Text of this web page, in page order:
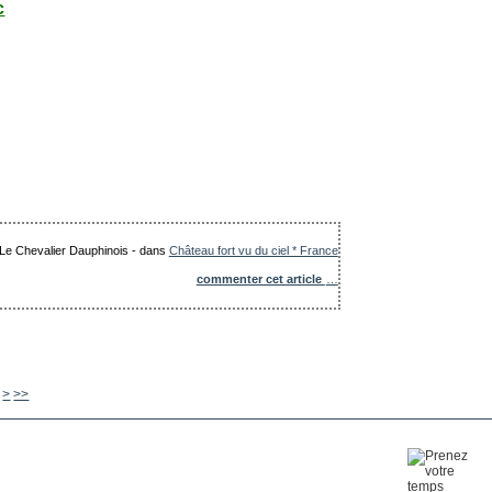
Chevalier Dauphinois -dans Château fort vu du ciel * France
commenter cet article
500
600
700
800
900
1000
1100
1200
1300
> >>